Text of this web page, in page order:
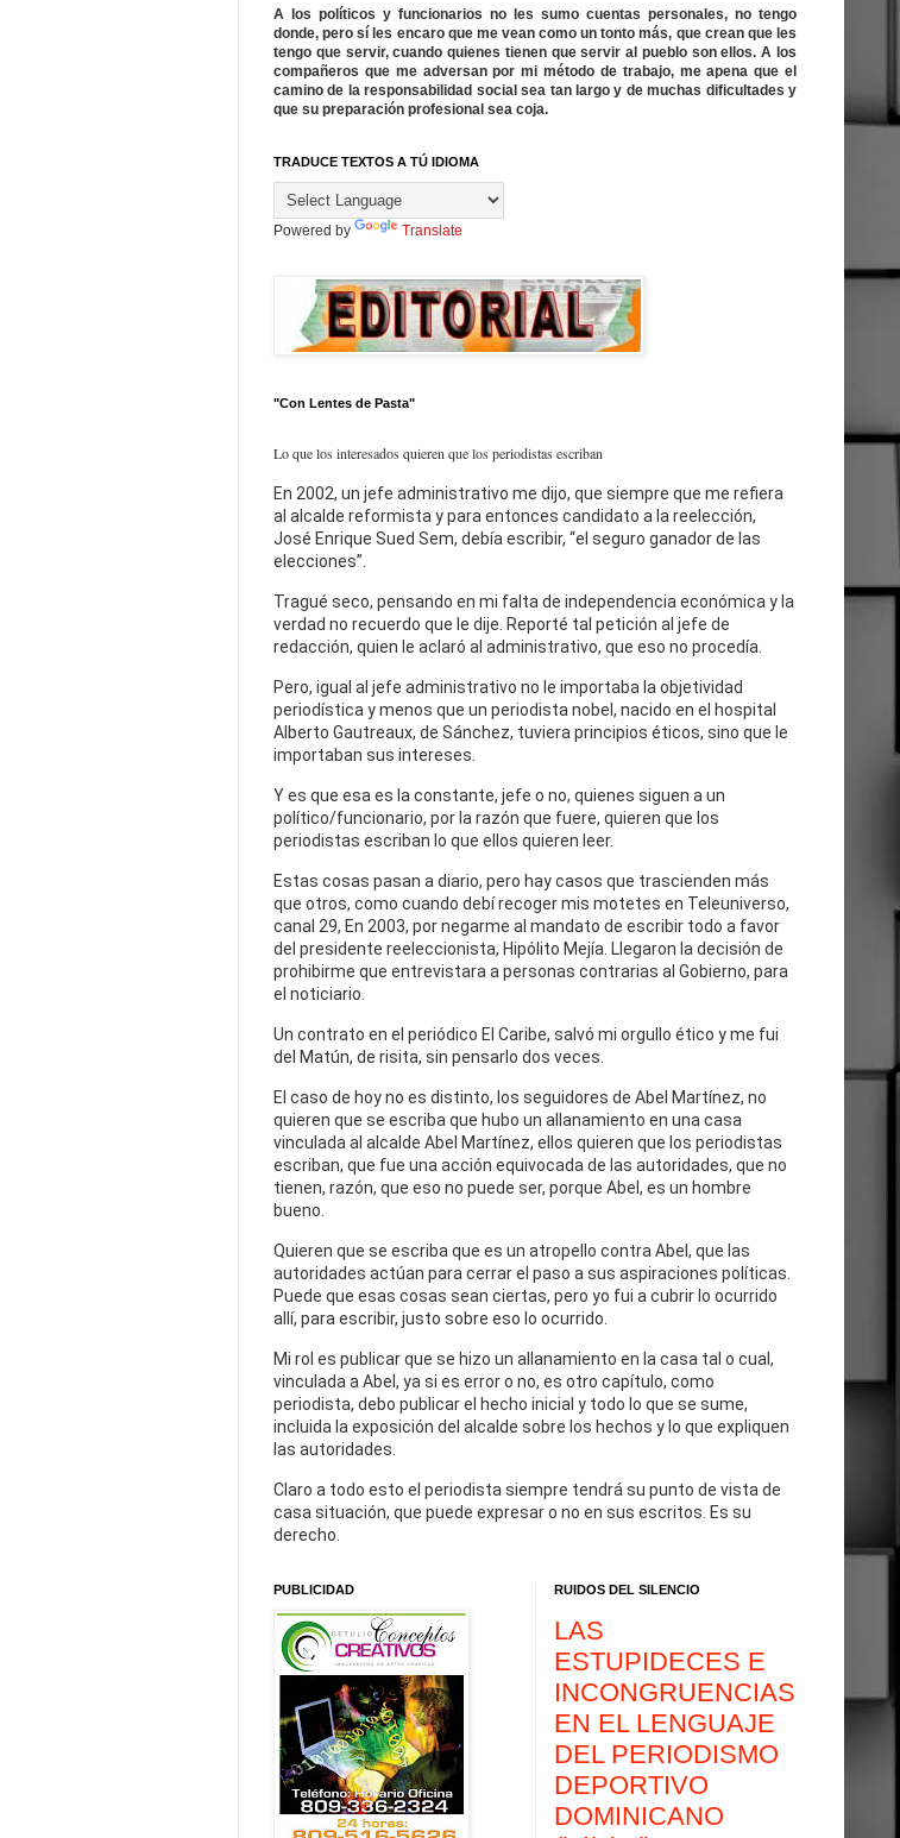
A los políticos y funcionarios no les sumo cuentas personales, no tengo
donde, pero sí les encaro que me vean como un tonto más, que crean que les
tengo que servir, cuando quienes tienen que servir al pueblo son ellos. A los
compañeros que me adversan por mi método de trabajo, me apena que el
camino de la responsabilidad social sea tan largo y de muchas dificultades y
que su preparación profesional sea coja.
TRADUCE TEXTOS A TÚ IDIOMA
Powered by Translate
"Con Lentes de Pasta"
Lo que los interesados quieren que los periodistas escriban
En 2002, un jefe administrativo me dijo, que siempre que me refiera
al alcalde reformista y para entonces candidato a la reelección,
José Enrique Sued Sem, debía escribir, “el seguro ganador de las
elecciones”.
Tragué seco, pensando en mi falta de independencia económica y la
verdad no recuerdo que le dije. Reporté tal petición al jefe de
redacción, quien le aclaró al administrativo, que eso no procedía.
Pero, igual al jefe administrativo no le importaba la objetividad
periodística y menos que un periodista nobel, nacido en el hospital
Alberto Gautreaux, de Sánchez, tuviera principios éticos, sino que le
importaban sus intereses.
Y es que esa es la constante, jefe o no, quienes siguen a un
político/funcionario, por la razón que fuere, quieren que los
periodistas escriban lo que ellos quieren leer.
Estas cosas pasan a diario, pero hay casos que trascienden más
que otros, como cuando debí recoger mis motetes en Teleuniverso,
canal 29, En 2003, por negarme al mandato de escribir todo a favor
del presidente reeleccionista, Hipólito Mejía. Llegaron la decisión de
prohibirme que entrevistara a personas contrarias al Gobierno, para
el noticiario.
Un contrato en el periódico El Caribe, salvó mi orgullo ético y me fui
del Matún, de risita, sin pensarlo dos veces.
El caso de hoy no es distinto, los seguidores de Abel Martínez, no
quieren que se escriba que hubo un allanamiento en una casa
vinculada al alcalde Abel Martínez, ellos quieren que los periodistas
escriban, que fue una acción equivocada de las autoridades, que no
tienen, razón, que eso no puede ser, porque Abel, es un hombre
bueno.
Quieren que se escriba que es un atropello contra Abel, que las
autoridades actúan para cerrar el paso a sus aspiraciones políticas.
Puede que esas cosas sean ciertas, pero yo fui a cubrir lo ocurrido
allí, para escribir, justo sobre eso lo ocurrido.
Mi rol es publicar que se hizo un allanamiento en la casa tal o cual,
vinculada a Abel, ya si es error o no, es otro capítulo, como
periodista, debo publicar el hecho inicial y todo lo que se sume,
incluida la exposición del alcalde sobre los hechos y lo que expliquen
las autoridades.
Claro a todo esto el periodista siempre tendrá su punto de vista de
casa situación, que puede expresar o no en sus escritos. Es su
derecho.
PUBLICIDAD RUIDOS DEL SILENCIO
LAS
ESTUPIDECES E
INCONGRUENCIAS
EN EL LENGUAJE
DEL PERIODISMO
DEPORTIVO
DOMINICANO